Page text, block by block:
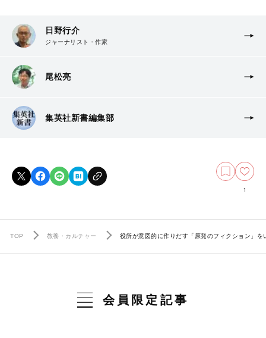
日野行介
ジャーナリスト・作家
尾松亮
集英社新書編集部
1
TOP 教養・カルチャー 役所が意図的に作りだす「原発のフィクション」
会員限定記事